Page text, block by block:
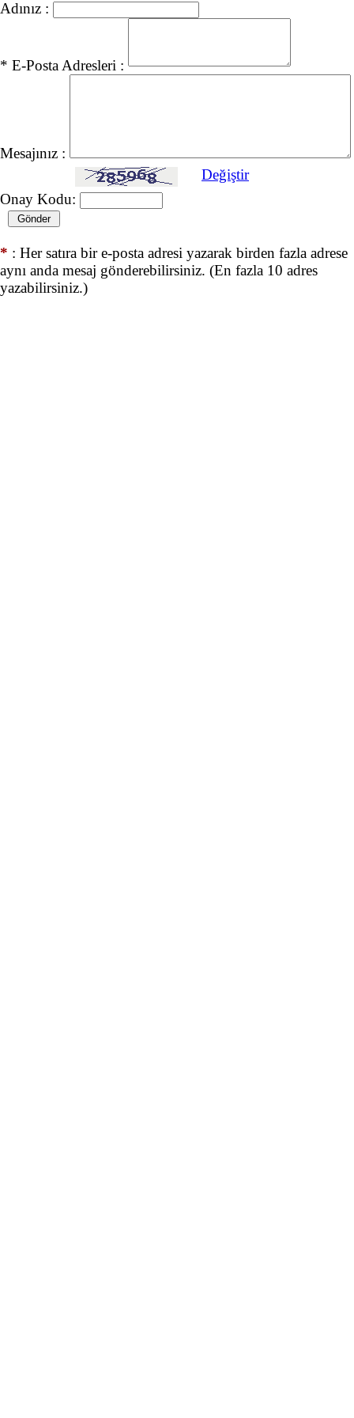
Adınız :
* E-Posta Adresleri :
Mesajınız :
Değiştir
Onay Kodu:
* : Her satıra bir e-posta adresi yazarak birden fazla adrese
aynı anda mesaj gönderebilirsiniz. (En fazla 10 adres
yazabilirsiniz.)